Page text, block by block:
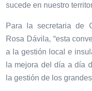
sucede en nuestro
Para la secretaria de
Rosa Dávila, “esta
a la gestión local e
la mejora del día a día
la gestión de los